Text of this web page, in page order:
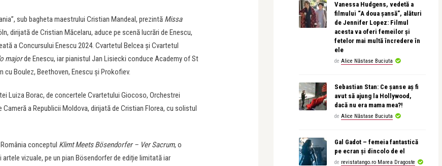
sub bagheta maestrului Cristian Mandeal, prezintă Missa
dirijată de Cristian Măcelaru, aduce pe scenă lucrări de Enescu,
a Concursului Enescu 2024. Cvartetul Belcea și Cvartetul
majorde Enescu, iar pianistul Jan Lisiecki conduce Academy of St
cu Boulez, Beethoven, Enescu și Prokofiev.
Luiza Borac, de concertele Cvartetului Giocoso, Orchestrei
a Republicii Moldova, dirijată de Cristian Florea, cu solistul
conceptul Klimt Meets Bösendorfer – Ver Sacrum, o
vizuale, pe un pian Bösendorfer de ediție limitată iar
Vanessa Hudgens, vedetă a
filmului “A doua șansă”, alături
de Jennifer Lopez: Filmul
acesta va oferi femeilor și
fetelor mai multă încredere în
ele
de Alice Năstase Buciuta
Sebastian Stan: Ce șanse aș fi
avut să ajung la Hollywood,
dacă nu era mama mea?!
de Alice Năstase Buciuta
Gal Gadot – femeia fantastică
pe ecran și dincolo de el
de revistatango.ro Marea Dragoste